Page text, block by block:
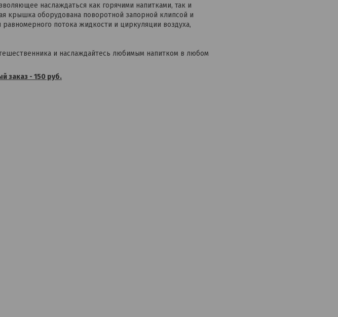
наслаждаться как горячими напитками, так и
крышка оборудована поворотной запорной клипсой и
потока жидкости и циркуляции воздуха,
и наслаждайтесь любимым напитком в любом
заказ - 150 руб.